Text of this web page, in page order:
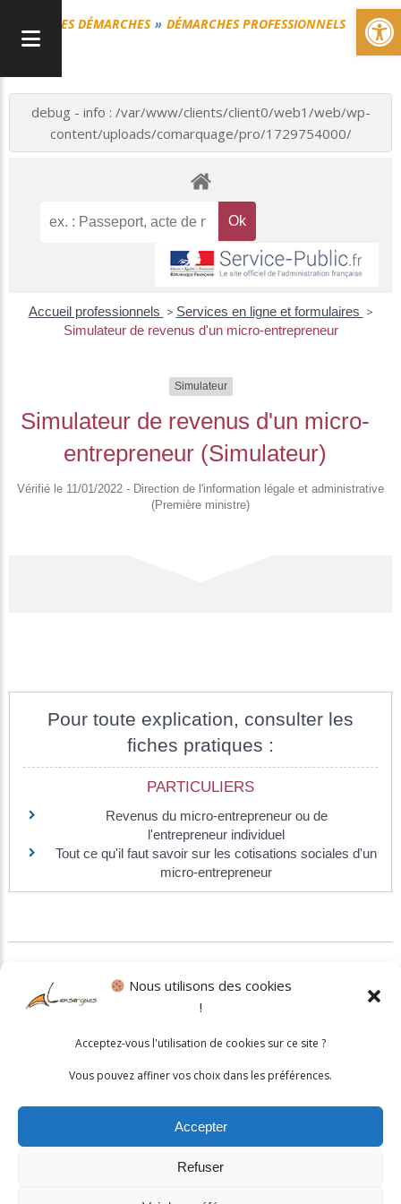
Nous utilisons des cookies
!
Acceptez-vous l'utilisation de cookies sur ce site ?
Vous pouvez affiner vos choix dans les préférences.
Accepter
Refuser
MES DÉMARCHES DÉMARCHES PROFESSIONNELS
debug - info : /var/www/clients/client0/web1/web/wp-
content/uploads/comarquage/pro/1729754000/
Accueil professionnels > Services en ligne et formulaires >
Simulateur de revenus d'un micro-entrepreneur
Simulateur
Simulateur de revenus d'un micro-
entrepreneur (Simulateur)
Vérifié le 11/01/2022 - Direction de l'information légale et administrative
(Première ministre)
Pour toute explication, consulter les
fiches pratiques :
PARTICULIERS
Revenus du micro-entrepreneur ou de
l'entrepreneur individuel
Tout ce qu'il faut savoir sur les cotisations sociales d'un
micro-entrepreneur
Politique cookies•Mentions légales